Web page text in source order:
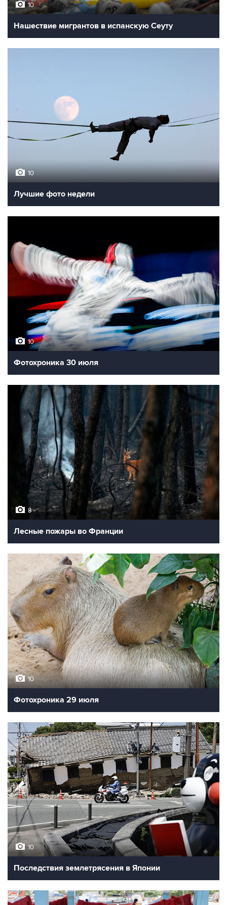
10
Нашествие мигрантов в испанскую Сеуту
10
Лучшие фото недели
10
Фотохроника 30 июля
8
Лесные пожары во Франции
10
Фотохроника 29 июля
10
Последствия землетрясения в Японии